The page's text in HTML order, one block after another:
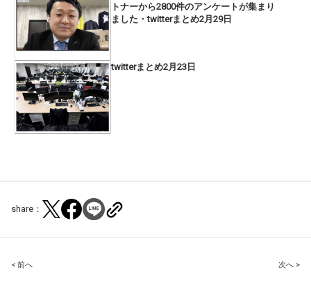
トナーから2800件のアンケートが集まり
ました・twitterまとめ2月29日
twitterまとめ2月23日
share：
Post
< 前へ 次へ >